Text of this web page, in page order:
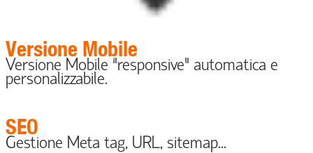
Versione Mobile
Versione Mobile “responsive” automatica e
personalizzabile.
SEO
Gestione Meta tag, URL, sitemap...